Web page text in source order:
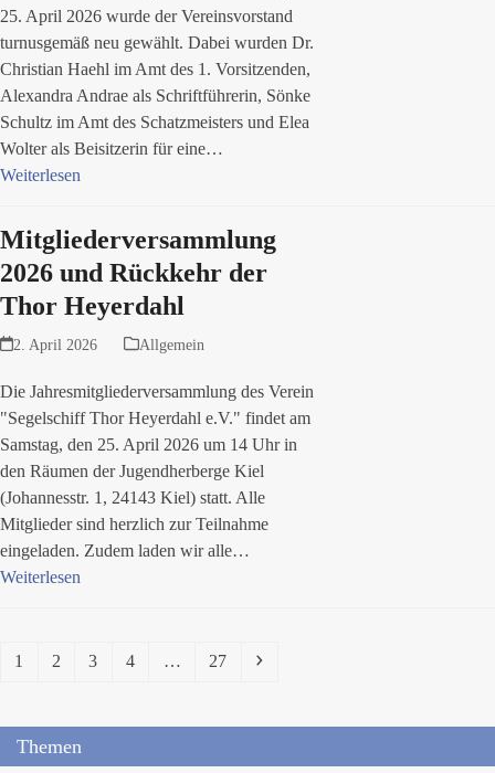
25. April 2026 wurde der Vereinsvorstand
turnusgemäß neu gewählt. Dabei wurden Dr.
Christian Haehl im Amt des 1. Vorsitzenden,
Alexandra Andrae als Schriftführerin, Sönke
Schultz im Amt des Schatzmeisters und Elea
Wolter als Beisitzerin für eine…
Weiterlesen
Mitgliederversammlung
2026 und Rückkehr der
Thor Heyerdahl
2. April 2026 Allgemein
Die Jahresmitgliederversammlung des Verein
"Segelschiff Thor Heyerdahl e.V." findet am
Samstag, den 25. April 2026 um 14 Uhr in
den Räumen der Jugendherberge Kiel
(Johannesstr. 1, 24143 Kiel) statt. Alle
Mitglieder sind herzlich zur Teilnahme
eingeladen. Zudem laden wir alle…
Weiterlesen
Seite
1 Seite
2 Seite
3 Seite
4 … Seite
27
Themen